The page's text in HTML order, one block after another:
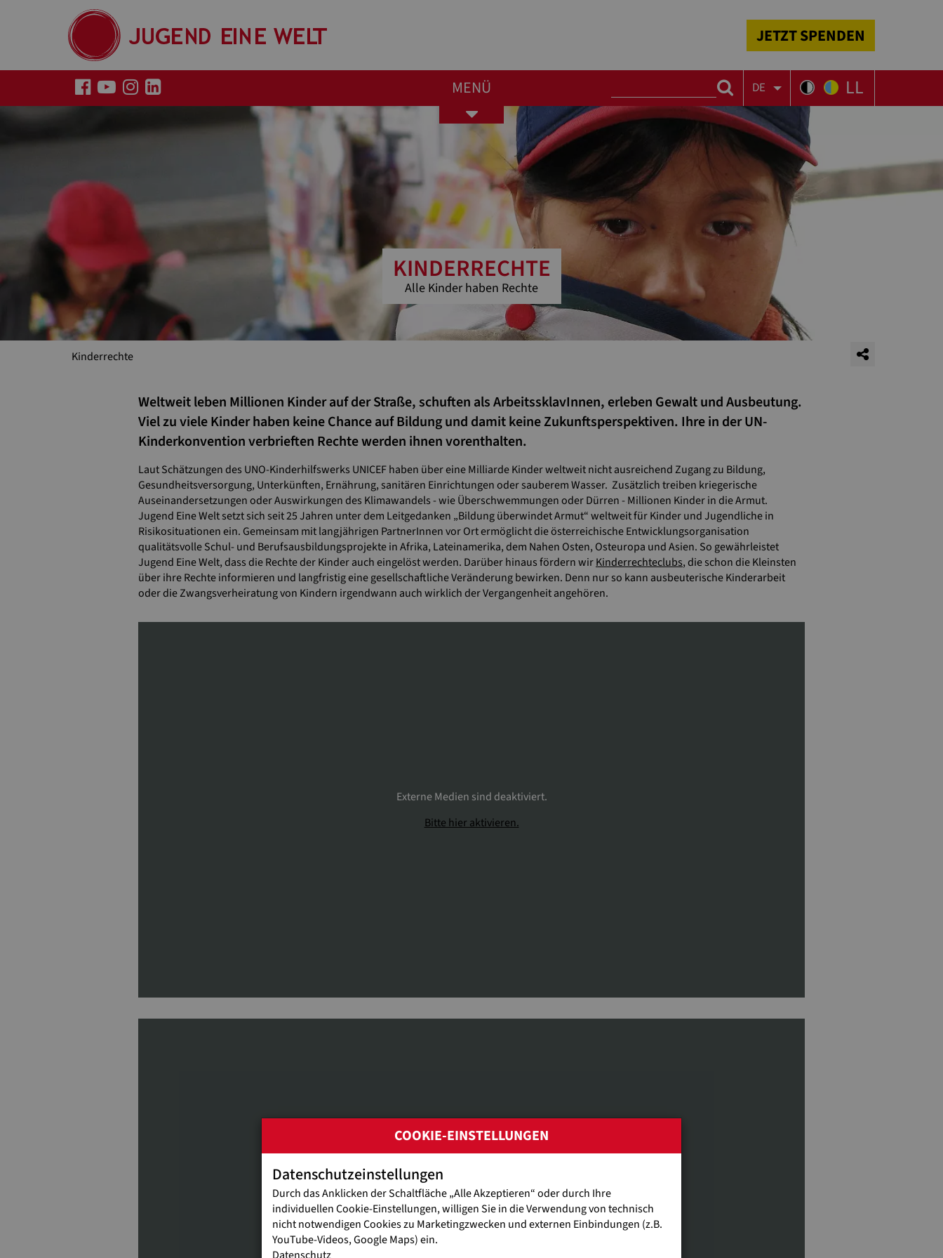
JETZT SPENDEN
MENÜ DE LL
Toggle
navigation
KINDERRECHTE
Alle Kinder haben Rechte
Kinderrechte
Weltweit leben Millionen Kinder auf der Straße, schuften als ArbeitssklavInnen, erleben Gewalt und Ausbeutung.
Viel zu viele Kinder haben keine Chance auf Bildung und damit keine Zukunftsperspektiven. Ihre in der UN-
Kinderkonvention verbrieften Rechte werden ihnen vorenthalten.
Laut Schätzungen des UNO-Kinderhilfswerks UNICEF haben über eine Milliarde Kinder weltweit nicht ausreichend Zugang zu Bildung,
Gesundheitsversorgung, Unterkünften, Ernährung, sanitären Einrichtungen oder sauberem Wasser. Zusätzlich treiben kriegerische
Auseinandersetzungen oder Auswirkungen des Klimawandels - wie Überschwemmungen oder Dürren - Millionen Kinder in die Armut.
Jugend Eine Welt setzt sich seit 25 Jahren unter dem Leitgedanken „Bildung überwindet Armut“ weltweit für Kinder und Jugendliche in
Risikosituationen ein. Gemeinsam mit langjährigen PartnerInnen vor Ort ermöglicht die österreichische Entwicklungsorganisation
qualitätsvolle Schul- und Berufsausbildungsprojekte in Afrika, Lateinamerika, dem Nahen Osten, Osteuropa und Asien. So gewährleistet
Jugend Eine Welt, dass die Rechte der Kinder auch eingelöst werden. Darüber hinaus fördern wirKinderrechteclubs, die schon die Kleinsten
über ihre Rechte informieren und langfristig eine gesellschaftliche Veränderung bewirken. Denn nur so kann ausbeuterische Kinderarbeit
oder die Zwangsverheiratung von Kindern irgendwann auch wirklich der Vergangenheit angehören.
Externe Medien sind deaktiviert.
Bitte hier aktivieren.
Externe Medien sind deaktiviert.
Bitte hier aktivieren.
COOKIE-EINSTELLUNGEN
Datenschutzeinstellungen
Durch das Anklicken der Schaltfläche „Alle Akzeptieren“ oder durch Ihre
individuellen Cookie-Einstellungen, willigen Sie in die Verwendung von technisch
nicht notwendigen Cookies zu Marketingzwecken und externen Einbindungen (z.B.
YouTube-Videos, Google Maps) ein.
Datenschutz